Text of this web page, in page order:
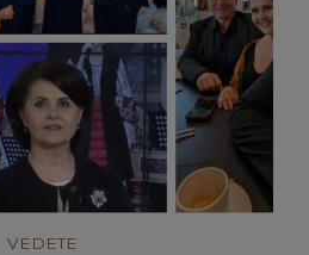
VEDETE